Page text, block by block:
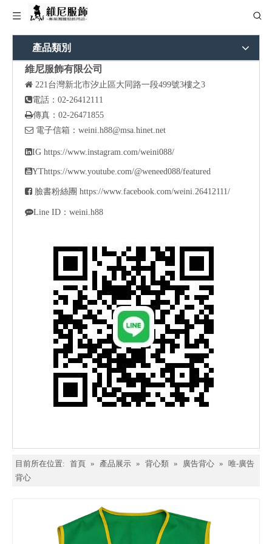
產品類別
維尼服飾有限公司
 221台灣新北市汐止區大同路一段499號3樓之3
電話：02-26412111
傳真：02-26471855
 電子信箱： weini.h88@msa.hinet.net
IG https://www.instagram.com/weini088/
YThttps://www.youtube.com/@weneed088/featured
 臉書粉絲團 https://www.facebook.com/weini.26412111/
Line ID：weini.h88
目前所在位置: 首頁 » 產品展示 » 背心類 » 廣告背心 » 唯-廣告
背心